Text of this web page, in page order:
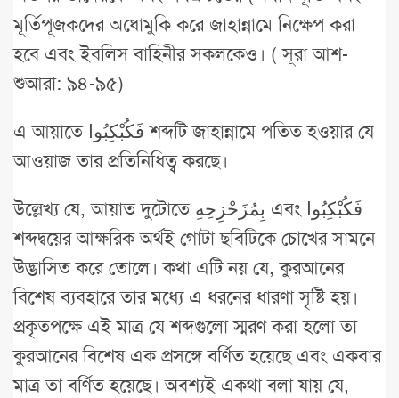
মূর্তিপূজকদের অধোমুকি করে জাহান্নামে নিক্ষেপ করা
হবে এবং ইবলিস বাহিনীর সকলকেও। ( সূরা আশ-
শুআরা: ৯৪-৯৫)
এ আয়াতে فَكُبْكِبُوا শব্দটি জাহান্নামে পতিত হওয়ার যে
আওয়াজ তার প্রতিনিধিত্ব করছে।
উল্লেখ্য যে, আয়াত দুটোতে بِمُزَحْزِحِهِ এবং فَكُبْكِبُوا
শব্দদ্বয়ের আক্ষরিক অর্থই গোটা ছবিটিকে চোখের সামনে
উদ্ভাসিত করে তোলে। কথা এটি নয় যে, কুরআনের
বিশেষ ব্যবহারে তার মধ্যে এ ধরনের ধারণা সৃষ্টি হয়।
প্রকৃতপক্ষে এই মাত্র যে শব্দগুলো স্মরণ করা হলো তা
কুরআনের বিশেষ এক প্রসঙ্গে বর্ণিত হয়েছে এবং একবার
মাত্র তা বর্ণিত হয়েছে। অবশ্যই একথা বলা যায় যে,